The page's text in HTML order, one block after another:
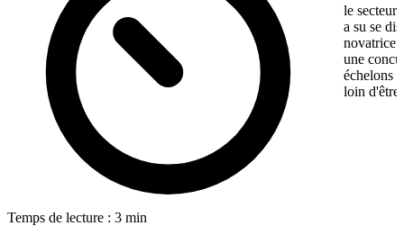
Temps de lecture : 3 min
le secteur
a su se
novatrice.
une
échelons
loin d'être